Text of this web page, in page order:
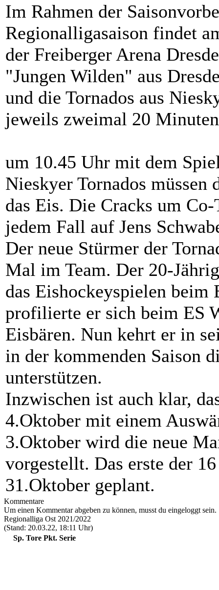
Im Rahmen der
Regionalligasaison findet
der Freiberger Arena
"Jungen Wilden" aus
und die Tornados aus
jeweils zweimal 20
um 10.45 Uhr mit dem
Nieskyer Tornados
das Eis. Die Cracks um
jedem Fall auf Jens
Der neue Stürmer der
Mal im Team. Der 20-
das Eishockeyspielen
profilierte er sich beim ES
Eisbären. Nun kehrt er in
in der kommenden Saison
unterstützen.
Inzwischen ist auch klar,
4.Oktober mit einem
3.Oktober wird die neue
vorgestellt. Das erste der
31.Oktober geplant.
Kommentare
Um einen Kommentar abgeben zu können, musst du eingeloggt sein.
Regionalliga Ost 2021/2022
(Stand: 20.03.22, 18:11 Uhr)
Sp. Tore Pkt. Serie